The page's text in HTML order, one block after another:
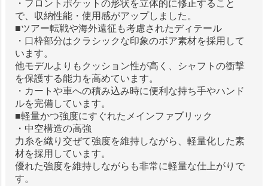
・フロントポケットの形状を立体的に修正すること
で、収納性能・使用感がアップしました。
■ツアー転戦や海外遠征も考慮されたディテール
・口枠部分はクラシックな印象のボア素材を採用して
います。
他モデルよりもクッション性が高く、シャフトの衝撃
を保護する能力を高めています。
・カートや車への積み込み時に便利な持ち手やハンド
ルを完備しています。
■軽量かつ強度にすぐれたメインファブリック
・中空構造の高強
力糸を織り交ぜて強度を維持しながら、軽量化した素
材を採用しています。
優れた強度を維持しながらも非常に軽量な仕上がりで
す。